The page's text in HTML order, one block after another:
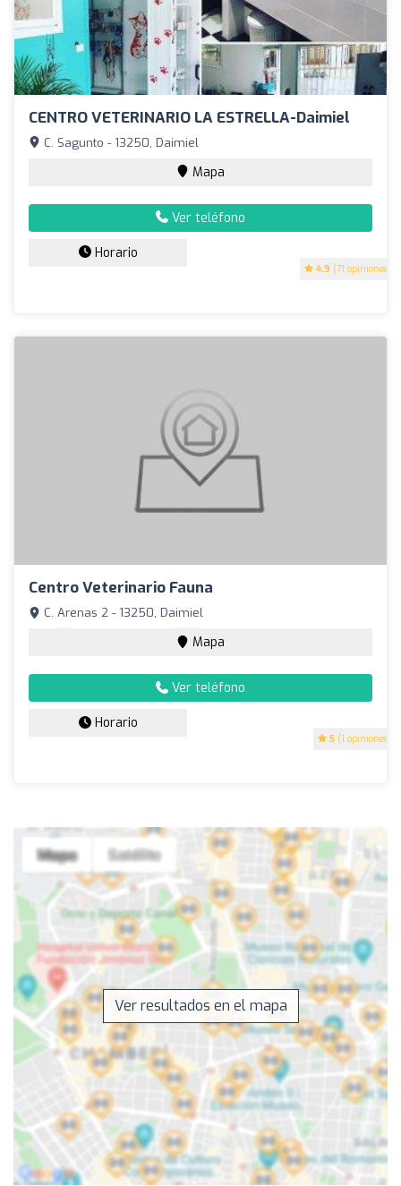
CENTRO VETERINARIO LA ESTRELLA-Daimiel
4.9 (71 opiniones)
C. Sagunto - 13250, Daimiel
Mapa
Ver teléfono
Horario
Centro Veterinario Fauna
5 (1 opiniones)
C. Arenas 2 - 13250, Daimiel
Mapa
Ver teléfono
Horario
Ver resultados en el mapa